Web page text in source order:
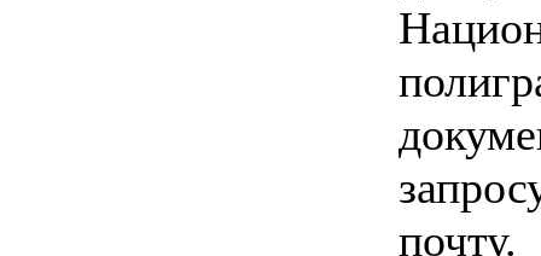
почту.